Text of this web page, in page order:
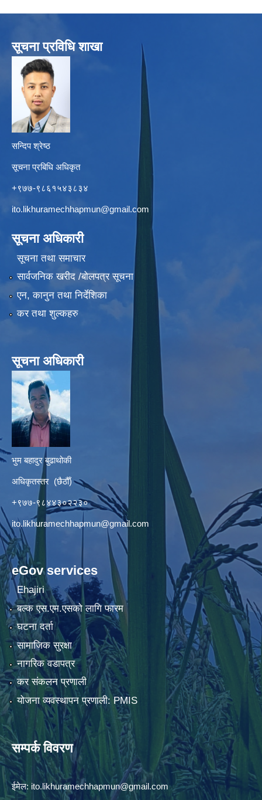
सूचना प्रविधि शाखा
सन्दिप श्रेष्ठ
सूचना प्रबिधि अधिकृत
+९७७-९८६१५४३८३४
ito.likhuramechhapmun@gmail.com
सूचना अधिकारी
सूचना तथा समाचार
सार्वजनिक खरीद /बोलपत्र सूचना
एन, कानुन तथा निर्देशिका
कर तथा शुल्कहरु
सूचना अधिकारी
भुम बहादुर बुढाथोकी
अधिकृतस्तर (छैठौँ)
+९७७-९८४४३०२२३०
ito.likhuramechhapmun@gmail.com
eGov services
Ehajiri
बल्क एस.एम.एसको लागि फारम
घटना दर्ता
सामाजिक सुरक्षा
नागरिक वडापत्र
कर संकलन प्रणाली
योजना व्यवस्थापन प्रणाली: PMIS
सम्पर्क विवरण
ईमेल: ito.likhuramechhapmun@gmail.com